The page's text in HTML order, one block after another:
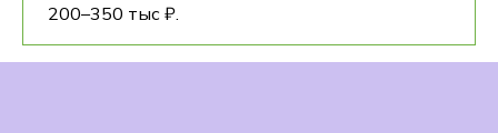
200–350 тыс ₽.